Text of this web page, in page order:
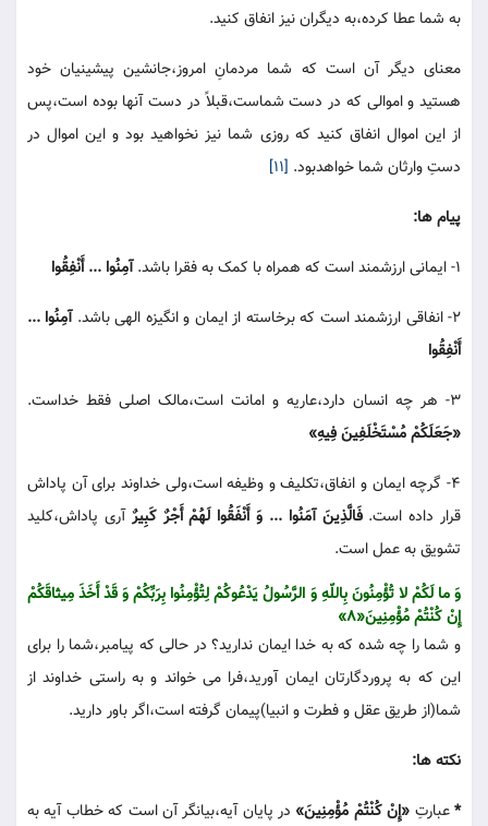
به شما عطا کرده،به دیگران نیز انفاق کنید.
معنای دیگر آن است که شما مردمانِ امروز،جانشین پیشینیان خود
هستید و اموالی که در دست شماست،قبلاً در دست آنها بوده است،پس
از این اموال انفاق کنید که روزی شما نیز نخواهید بود و این اموال در
دستِ وارثان شما خواهدبود. [11]
پیام ها:
1- ایمانی ارزشمند است که همراه با کمک به فقرا باشد. آمِنُوا ... أَنْفِقُوا
2- انفاقی ارزشمند است که برخاسته از ایمان و انگیزه الهی باشد.
آمِنُوا ...
أَنْفِقُوا
3- هر چه انسان دارد،عاریه و امانت است،مالک اصلی فقط خداست.
«جَعَلَکُمْ مُسْتَخْلَفِینَ فِیهِ»
4- گرچه ایمان و انفاق،تکلیف و وظیفه است،ولی خداوند برای آن پاداش
قرار داده است.فَالَّذِینَ آمَنُوا ... وَ أَنْفَقُوا لَهُمْ أَجْرٌ کَبِیرٌآری پاداش،کلید
تشویق به عمل است.
وَ ما لَکُمْ لا تُؤْمِنُونَ بِاللّهِ وَ الرَّسُولُ یَدْعُوکُمْ لِتُؤْمِنُوا بِرَبِّکُمْ وَ قَدْ أَخَذَ مِیثاقَکُمْ
إِنْ کُنْتُمْ مُؤْمِنِینَ«8»
و شما را چه شده که به خدا ایمان ندارید؟ در حالی که پیامبر،شما را برای
این که به پروردگارتان ایمان آورید،فرا می خواند و به راستی خداوند از
شما(از طریق عقل و فطرت و انبیا)پیمان گرفته است،اگر باور دارید.
نکته ها:
*عبارتِ «إِنْ کُنْتُمْ مُؤْمِنِینَ» در پایان آیه،بیانگر آن است که خطاب آیه به